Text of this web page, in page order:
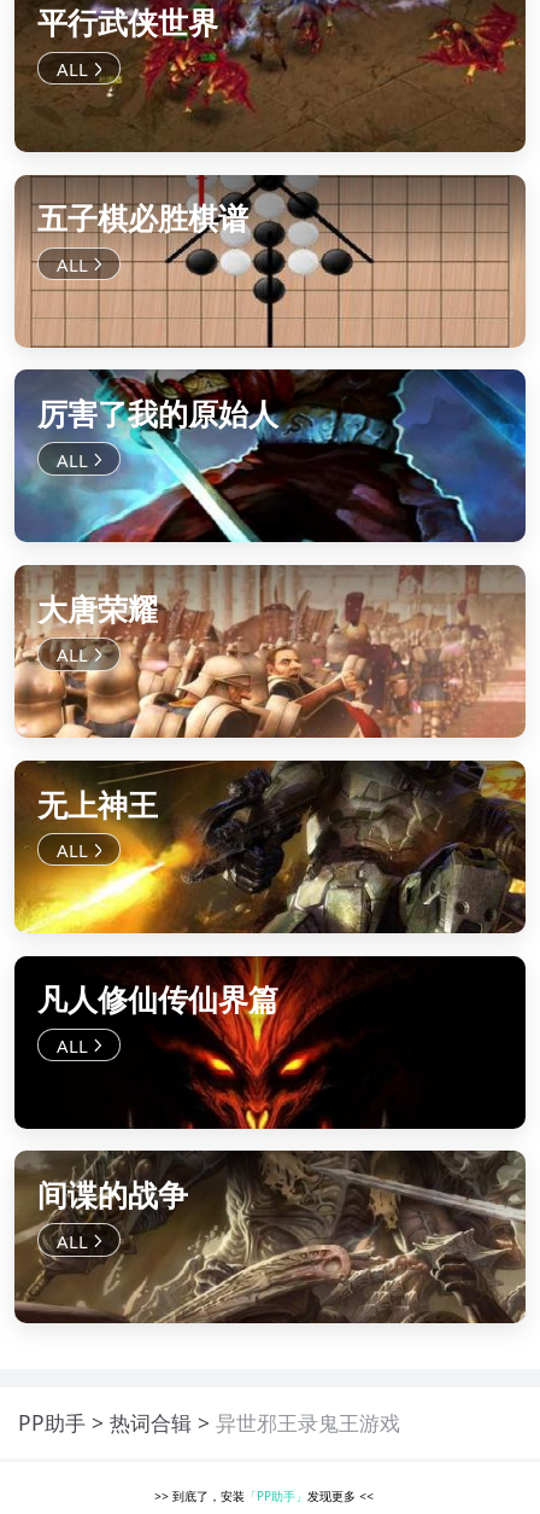
平行武侠世界
五子棋必胜棋谱
厉害了我的原始人
大唐荣耀
无上神王
凡人修仙传仙界篇
间谍的战争
PP助手 热词合辑 异世邪王录鬼王游戏
>> 到底了，安装 「PP助手」发现更多<<